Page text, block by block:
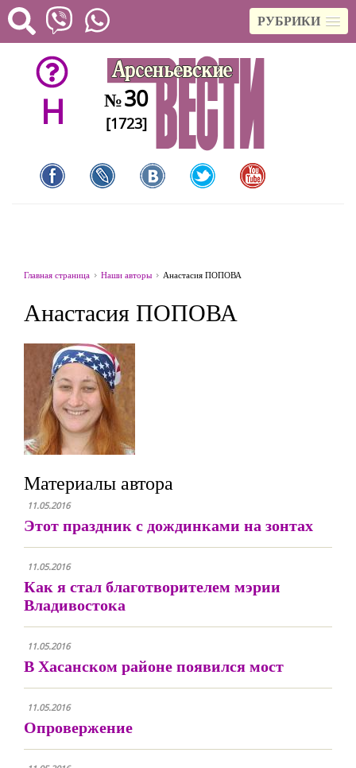
РУБРИКИ
H №30
[1723]
Главная страница Наши авторы Анастасия ПОПОВА
Анастасия ПОПОВА
Материалы автора
11.05.2016
Этот праздник с дождинками на зонтах
11.05.2016
Как я стал благотворителем мэрии
Владивостока
11.05.2016
В Хасанском районе появился мост
11.05.2016
Опровержение